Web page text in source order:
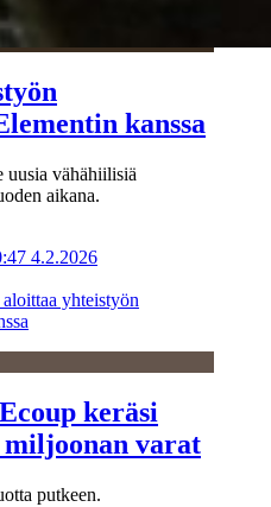
kanssa
uusia vähähiilisiä
aikana.
4.2.2026
yhteistyön
keräsi
miljoonan varat
putkeen.